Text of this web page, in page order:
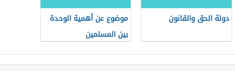
دولة الحق والقانون
موضوع عن أهمية الوحدة
بين المسلمين